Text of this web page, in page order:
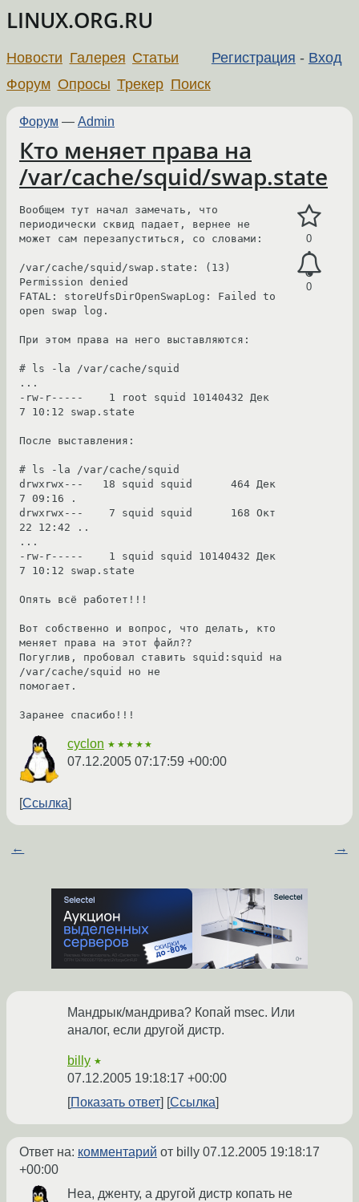
LINUX.ORG.RU
Регистрация - Вход
Новости Галерея Статьи
Форум Опросы Трекер Поиск
Форум — Admin
Кто меняет права на
/var/cache/squid/swap.state
0
0
Вообщем тут начал замечать, что
периодически сквид падает, вернее не
может сам перезапуститься, со словами:
/var/cache/squid/swap.state: (13)
Permission denied
FATAL: storeUfsDirOpenSwapLog: Failed to
open swap log.
При этом права на него выставляются:
# ls -la /var/cache/squid
...
-rw-r-----    1 root squid 10140432 Дек
7 10:12 swap.state
После выставления:
# ls -la /var/cache/squid
drwxrwx---   18 squid squid      464 Дек
7 09:16 .
drwxrwx---    7 squid squid      168 Окт
22 12:42 ..
...
-rw-r-----    1 squid squid 10140432 Дек
7 10:12 swap.state
Опять всё работет!!!
Вот собственно и вопрос, что делать, кто
меняет права на этот файл??
Погуглив, пробовал ставить squid:squid на
/var/cache/squid но не
помогает.
Заранее спасибо!!!
cyclon ★★★★★
07.12.2005 07:17:59 +00:00
Ссылка
← →
Мандрык/мандрива? Копай msec. Или
аналог, если другой дистр.
billy ★
07.12.2005 19:18:17 +00:00
Показать ответ
Ссылка
Ответ на: комментарий от billy 07.12.2005 19:18:17
+00:00
Неа, дженту, а другой дистр копать не